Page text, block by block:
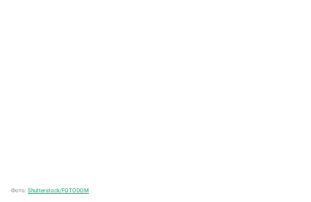
Фото: Shutterstock/FOTODOM